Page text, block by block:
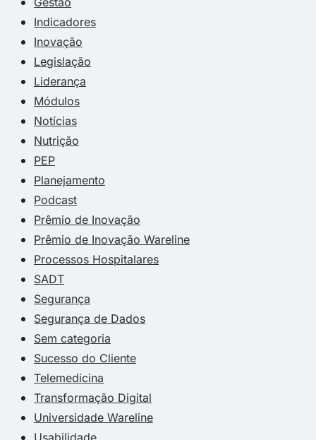
Indicadores
Inovação
Legislação
Liderança
Módulos
Notícias
Nutrição
PEP
Planejamento
Podcast
Prêmio de Inovação
Prêmio de Inovação Wareline
Processos Hospitalares
SADT
Segurança
Segurança de Dados
Sem categoria
Sucesso do Cliente
Telemedicina
Transformação Digital
Universidade Wareline
Usabilidade